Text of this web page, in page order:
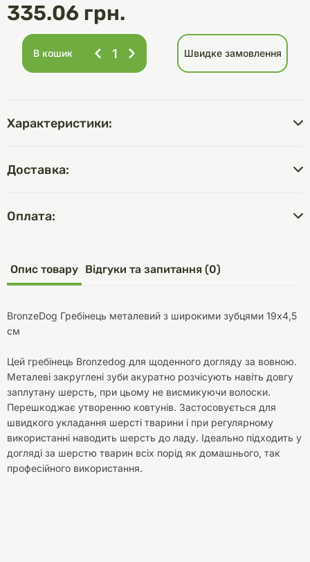
335.06 грн.
В кошик Швидке замовлення
Характеристики:
Доставка:
Оплата:
Опис товару Відгуки та запитання (0)
BronzeDog Гребінець металевий з широкими зубцями 19х4,5
см
Цей гребінець Bronzedog для щоденного догляду за вовною.
Металеві закруглені зуби акуратно розчісують навіть довгу
заплутану шерсть, при цьому не висмикуючи волоски.
Перешкоджає утворенню ковтунів. Застосовується для
швидкого укладання шерсті тварини і при регулярному
використанні наводить шерсть до ладу. Ідеально підходить у
догляді за шерстю тварин всіх порід як домашнього, так
професійного використання.